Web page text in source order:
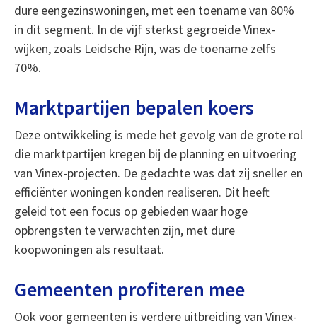
dure eengezinswoningen, met een toename van 80%
in dit segment. In de vijf sterkst gegroeide Vinex-
wijken, zoals Leidsche Rijn, was de toename zelfs
70%.
Marktpartijen bepalen koers
Deze ontwikkeling is mede het gevolg van de grote rol
die marktpartijen kregen bij de planning en uitvoering
van Vinex-projecten. De gedachte was dat zij sneller en
efficiënter woningen konden realiseren. Dit heeft
geleid tot een focus op gebieden waar hoge
opbrengsten te verwachten zijn, met dure
koopwoningen als resultaat.
Gemeenten profiteren mee
Ook voor gemeenten is verdere uitbreiding van Vinex-